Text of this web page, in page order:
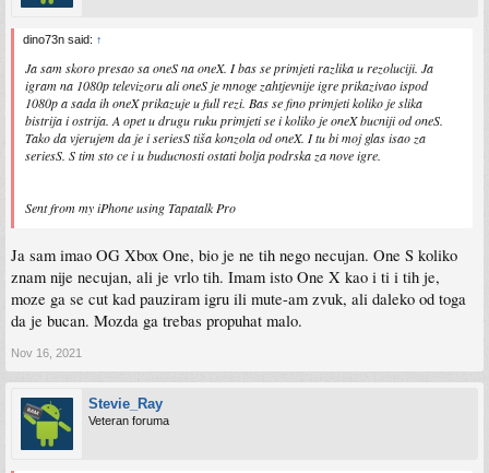
dino73n said: ↑
Ja sam skoro presao sa oneS na oneX. I bas se primjeti razlika u rezoluciji. Ja
igram na 1080p televizoru ali oneS je mnoge zahtjevnije igre prikazivao ispod
1080p a sada ih oneX prikazuje u full rezi. Bas se fino primjeti koliko je slika
bistrija i ostrija. A opet u drugu ruku primjeti se i koliko je oneX bucniji od oneS.
Tako da vjerujem da je i seriesS tiša konzola od oneX. I tu bi moj glas isao za
seriesS. S tim sto ce i u buducnosti ostati bolja podrska za nove igre.
Sent from my iPhone using Tapatalk Pro
Ja sam imao OG Xbox One, bio je ne tih nego necujan. One S koliko
znam nije necujan, ali je vrlo tih. Imam isto One X kao i ti i tih je,
moze ga se cut kad pauziram igru ili mute-am zvuk, ali daleko od toga
da je bucan. Mozda ga trebas propuhat malo.
Nov 16, 2021
Stevie_Ray
Veteran foruma